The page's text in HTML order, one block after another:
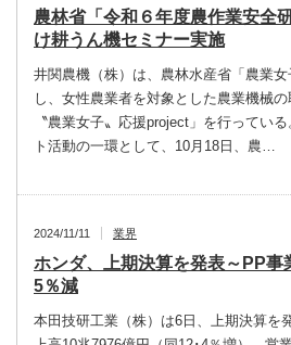
農林省「令和６年度農作業安全
け耕うん機セミナー実施
井関農機（株）は、農林水産省「農業
し、女性農業者を対象とした農業機械
〝農業女子〟応援project」を行ってい
ト活動の一環として、10月18日、農…
2024/11/11 業界
ホンダ、上期決算を発表～PP事
5％減
本田技研工業（株）は6日、上期決算を